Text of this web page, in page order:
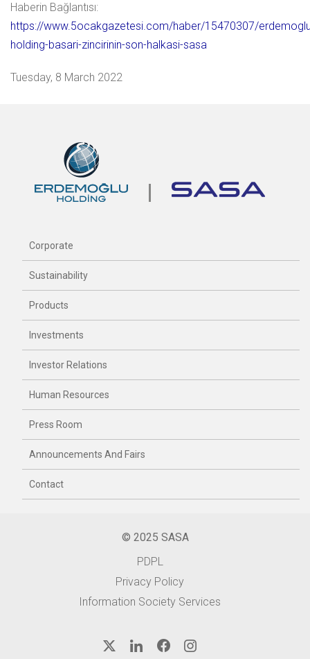
Haberin Bağlantısı:
https://www.5ocakgazetesi.com/haber/15470307/
holding-basari-zincirinin-son-halkasi-sasa
Tuesday, 8 March 2022
Corporate
Sustainability
Products
Investments
Investor Relations
Human Resources
Press Room
Announcements And Fairs
Contact
© 2025 SASA
PDPL
Privacy Policy
Information Society Services